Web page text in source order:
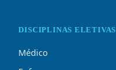
DISCIPLINAS ELETIVAS
Médico